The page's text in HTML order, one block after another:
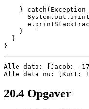
} catch(Exception
    }
  }
}
Alle data: [Jacob: -
Alle data nu: [Kurt:
20.4 Opgaver